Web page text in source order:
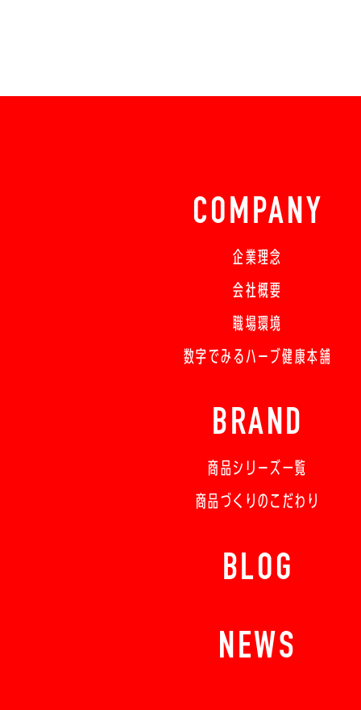
COMPANY
企業理念
会社概要
職場環境
数字でみるハーブ健康本舗
BRAND
商品シリーズ一覧
商品づくりのこだわり
BLOG
NEWS